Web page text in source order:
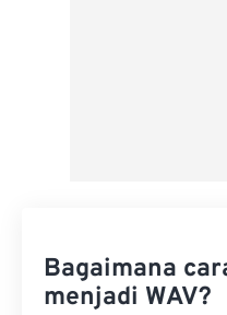
Bagaimana
menjadi WAV?